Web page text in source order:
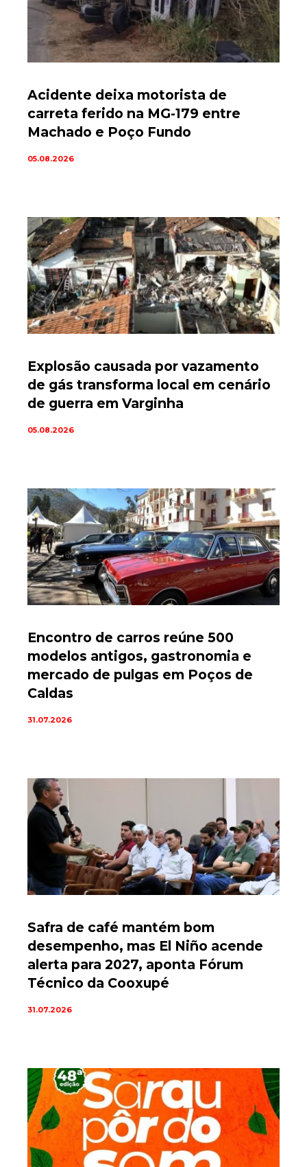
Acidente deixa motorista de
carreta ferido na MG-179 entre
Machado e Poço Fundo
05.08.2026
Explosão causada por vazamento
de gás transforma local em cenário
de guerra em Varginha
05.08.2026
Encontro de carros reúne 500
modelos antigos, gastronomia e
mercado de pulgas em Poços de
Caldas
31.07.2026
Safra de café mantém bom
desempenho, mas El Niño acende
alerta para 2027, aponta Fórum
Técnico da Cooxupé
31.07.2026